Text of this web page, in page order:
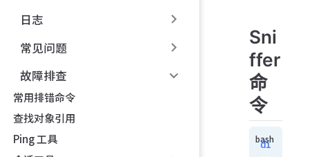
日志
常见问题
故障排查
常用排错命令
查找对象引用
Ping 工具
Sni
ffer
命
令
di